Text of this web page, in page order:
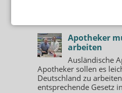
Apotheker
arbeiten
Ausländische
Apotheker sollen es
Deutschland zu
entsprechende Gesetz